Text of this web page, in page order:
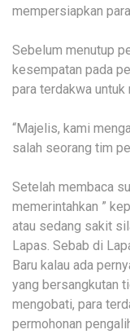
mempersiapkan
Sebelum menutup
kesempatan pada
para terdakwa
“Majelis, kami
salah seorang tim
Setelah membaca
memerintahkan ”
atau sedang sakit
Lapas. Sebab di
Baru kalau ada
yang bersangkutan
mengobati, para
permohonan